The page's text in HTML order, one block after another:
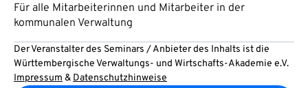
Für alle Mitarbeiterinnen und Mitarbeiter in der
kommunalen Verwaltung
Der Veranstalter des Seminars / Anbieter des Inhalts ist die
Württembergische Verwaltungs- und Wirtschafts-Akademie e.V.
Impressum & Datenschutzhinweise